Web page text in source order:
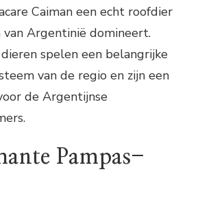
Caiman een echt roofdier
Argentinië domineert.
spelen een belangrijke
van de regio en zijn een
de Argentijnse
Pampas-